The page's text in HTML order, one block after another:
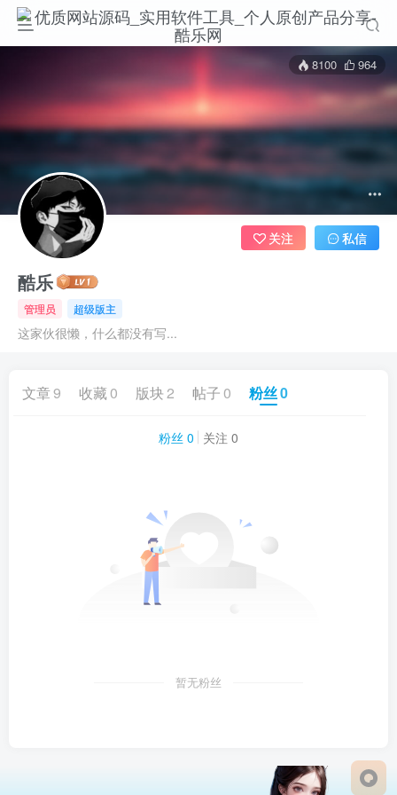
8100 964
酷乐
管理员 超级版主
这家伙很懒，什么都没有写...
关注 私信
文章9 收藏 0 版块 2 帖子 0 粉丝0
粉丝 0 关注 0
暂无粉丝